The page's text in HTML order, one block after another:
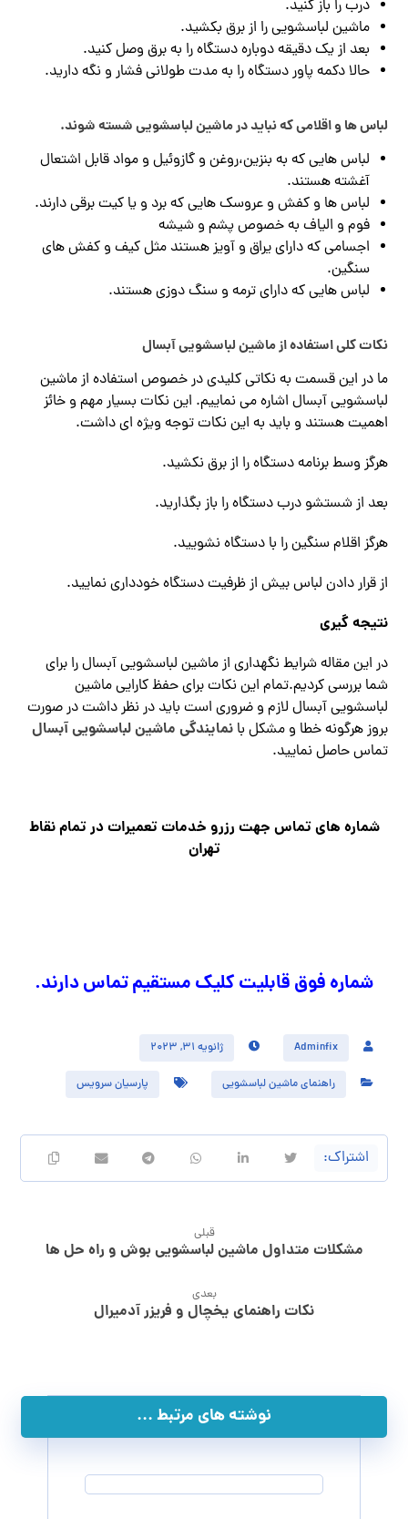
درب را باز کنید.
ماشین لباسشویی را از برق بکشید.
بعد از یک دقیقه دوباره دستگاه را به برق وصل کنید.
حالا دکمه پاور دستگاه را به مدت طولانی فشار و نگه دارید.
لباس ها و اقلامی که نباید در ماشین لباسشویی شسته شوند.
لباس هایی که به بنزین،روغن و گازوئیل و مواد قابل اشتعال
آغشته هستند.
لباس ها و کفش و عروسک هایی که برد و یا کیت برقی دارند.
فوم و الیاف به خصوص پشم و شیشه
اجسامی که دارای یراق و آویز هستند مثل کیف و کفش های
سنگین.
لباس هایی که دارای ترمه و سنگ دوزی هستند.
نکات کلی استفاده از ماشین لباسشویی آبسال
ما در این قسمت به نکاتی کلیدی در خصوص استفاده از ماشین
لباسشویی آبسال اشاره می نماییم. این نکات بسیار مهم و خائز
اهمیت هستند و باید به این نکات توجه ویژه ای داشت.
هرگز وسط برنامه دستگاه را از برق نکشید.
بعد از شستشو درب دستگاه را باز بگذارید.
هرگز اقلام سنگین را با دستگاه نشویید.
از قرار دادن لباس بیش از ظرفیت دستگاه خودداری نمایید.
نتیجه گیری
در این مقاله شرایط نگهداری از ماشین لباسشویی آبسال را برای
شما بررسی کردیم.تمام این نکات برای حفظ کارایی ماشین
لباسشویی آبسال لازم و ضروری است باید در نظر داشت در صورت
بروز هرگونه خطا و مشکل بانمایندگی ماشین لباسشویی آبسال
تماس حاصل نمایید.
شماره های تماس​ جهت رزرو خدمات تعمیرات در تمام نقاط
تهران
شماره فوق قابلیت کلیک مستقیم تماس دارند.
Adminfix ژانویه ۳۱, ۲۰۲۳
راهنمای ماشین لباسشویی پارسیان سرویس
قبلی
مشکلات متداول ماشین لباسشویی بوش و راه حل ها
بعدی
نکات راهنمای یخچال و فریزر آدمیرال
نوشته های مرتبط ...